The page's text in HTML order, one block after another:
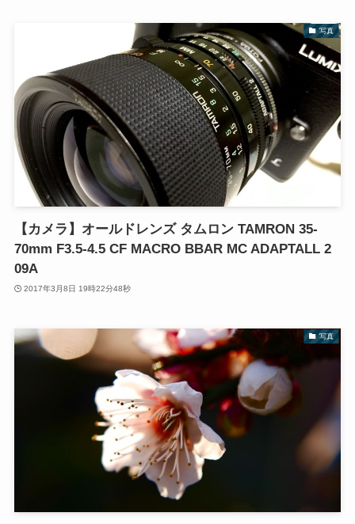
写真
【カメラ】オールドレンズ タムロン TAMRON 35-
70mm F3.5-4.5 CF MACRO BBAR MC ADAPTALL 2
09A
2017年3月8日 19時22分48秒
写真